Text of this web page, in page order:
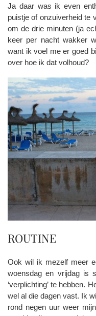
Ja daar was ik even
puistje of onzuiverheid te
om de drie minuten (ja
keer per nacht wakker
want ik voel me er goed
over hoe ik dat volhoud?
ROUTINE
Ook wil ik mezelf meer
woensdag en vrijdag is
‘verplichting’ te hebben.
wel al die dagen vast. Ik
rond negen uur weer